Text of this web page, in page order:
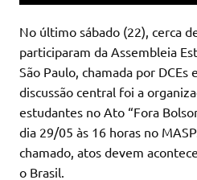
No último sábado (22), cerca
participaram da Assembleia
São Paulo, chamada por
discussão central foi a
estudantes no Ato “Fora
dia 29/05 às 16 horas no
chamado, atos devem
o Brasil.